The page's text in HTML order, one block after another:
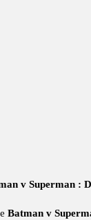
v Superman :
Batman v